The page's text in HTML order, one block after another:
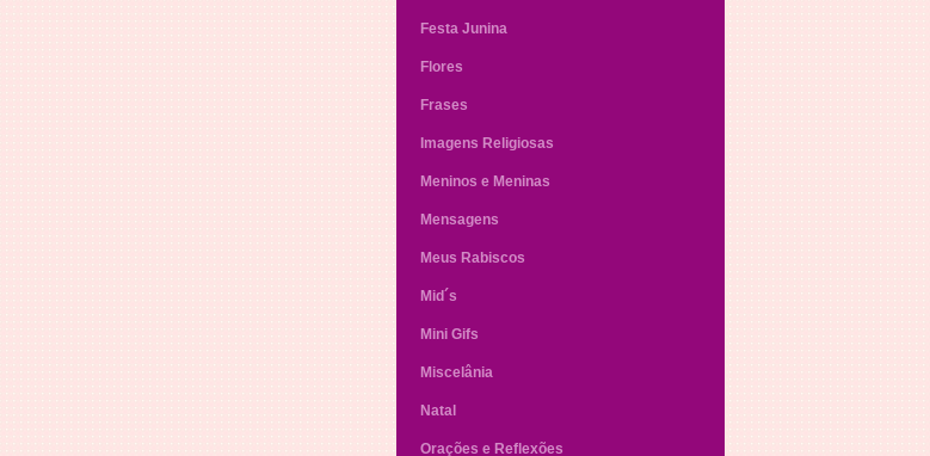
Festa Junina
Flores
Frases
Imagens Religiosas
Meninos e Meninas
Mensagens
Meus Rabiscos
Mid´s
Mini Gifs
Miscelânia
Natal
Orações e Reflexões